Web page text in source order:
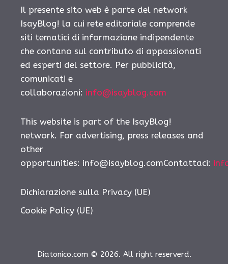
Il presente sito web è parte del network
IsayBlog! la cui rete editoriale comprende
siti tematici di informazione indipendente
che contano sul contributo di appassionati
ed esperti del settore. Per pubblicità,
comunicati e
collaborazioni: info@isayblog.com
This website is part of the IsayBlog!
network. For advertising, press releases and
other
opportunities: info@isayblog.comContattaci:
Dichiarazione sulla Privacy (UE)
Cookie Policy (UE)
Diatonico.com © 2026. All right reserverd.